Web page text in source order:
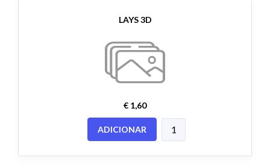
LAYS 3D
€ 1,60
ADICIONAR